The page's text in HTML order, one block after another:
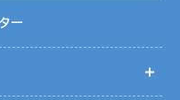
ー